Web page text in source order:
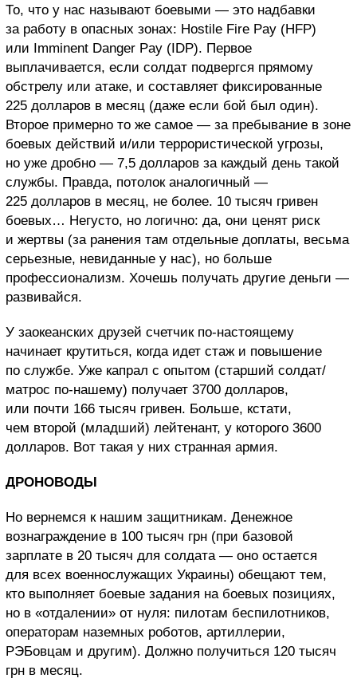
То, что у нас называют боевыми — это надбавки
за работу в опасных зонах: Hostile Fire Pay (HFP)
или Imminent Danger Pay (IDP). Первое
выплачивается, если солдат подвергся прямому
обстрелу или атаке, и составляет фиксированные
225 долларов в месяц (даже если бой был один).
Второе примерно то же самое — за пребывание в зоне
боевых действий и/или террористической угрозы,
но уже дробно — 7,5 долларов за каждый день такой
службы. Правда, потолок аналогичный —
225 долларов в месяц, не более. 10 тысяч гривен
боевых… Негусто, но логично: да, они ценят риск
и жертвы (за ранения там отдельные доплаты, весьма
серьезные, невиданные у нас), но больше
профессионализм. Хочешь получать другие деньги —
развивайся.
У заокеанских друзей счетчик по-настоящему
начинает крутиться, когда идет стаж и повышение
по службе. Уже капрал с опытом (старший солдат/
матрос по-нашему) получает 3700 долларов,
или почти 166 тысяч гривен. Больше, кстати,
чем второй (младший) лейтенант, у которого 3600
долларов. Вот такая у них странная армия.
ДРОНОВОДЫ
Но вернемся к нашим защитникам. Денежное
вознаграждение в 100 тысяч грн (при базовой
зарплате в 20 тысяч для солдата — оно остается
для всех военнослужащих Украины) обещают тем,
кто выполняет боевые задания на боевых позициях,
но в «отдалении» от нуля: пилотам беспилотников,
операторам наземных роботов, артиллерии,
РЭБовцам и другим). Должно получиться 120 тысяч
грн в месяц.